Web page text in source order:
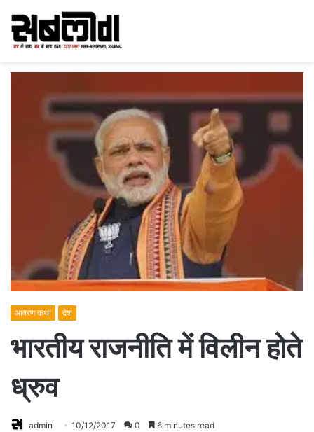
आवरण कथा देश
भारतीय राजनीति में विलीन होते
ध्रुव
admin 10/12/2017 0 6 minutes read